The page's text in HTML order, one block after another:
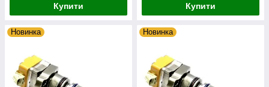
Купити Купити
Новинка Новинка